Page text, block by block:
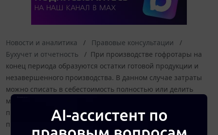
Новости и аналитика
Правовые консультации
Бухучет и отчетность
При производстве гофротары на
конец периода образуются остатки готовой продукции и
незавершенного производства. В данном случае затраты
можно списать в себестоимость полностью или делить
между незавершенным производством и реализованной
продукцией? И если делить, то все расходы или только
прямые?